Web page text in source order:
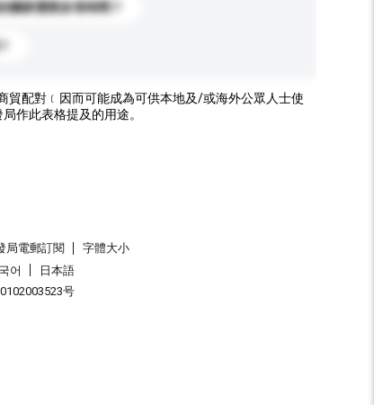
國家需要多長時間？
貿配對﹝因而可能成為可供本地及/或海外公眾人士使
作此表格提及的用途。
局電郵訂閱
字體大小
어
日本語
号